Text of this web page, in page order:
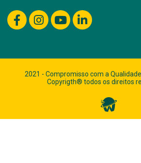
2021 - Compromisso com a
Copyrigth® todos os direitos